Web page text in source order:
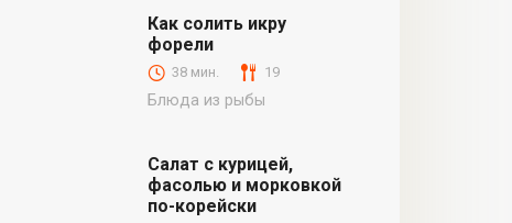
Как солить икру
форели
38 мин. 19
Блюда из рыбы
Салат с курицей,
фасолью и морковкой
по-корейски